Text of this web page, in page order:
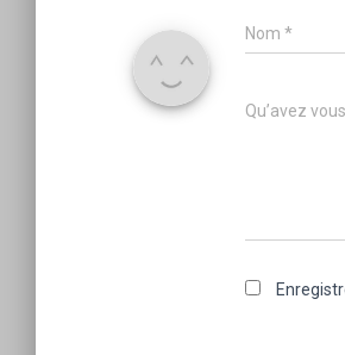
Nom *
Qu’avez